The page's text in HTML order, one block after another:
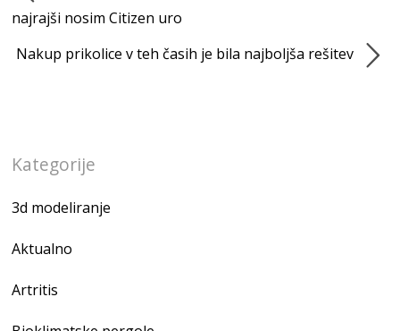
najrajši nosim Citizen uro
Nakup prikolice v teh časih je bila najboljša rešitev
Kategorije
3d modeliranje
Aktualno
Artritis